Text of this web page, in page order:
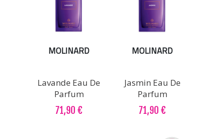
MOLINARD
Lavande Eau De
Parfum
71,90 €
MOLINARD
Jasmin Eau De
Parfum
71,90 €